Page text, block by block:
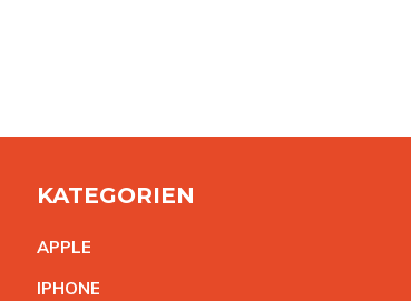
KATEGORIEN
APPLE
IPHONE